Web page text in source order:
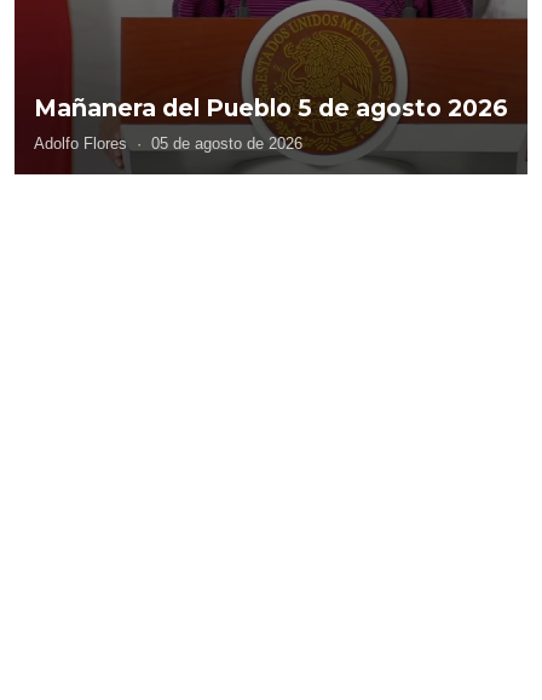
Mañanera del Pueblo 5 de agosto 2026
Adolfo Flores · 05 de agosto de 2026